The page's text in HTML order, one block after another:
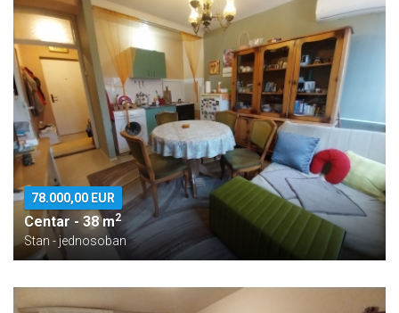
78.000,00 EUR
Centar - 38 m2
Stan - jednosoban